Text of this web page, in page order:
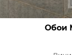
Обои